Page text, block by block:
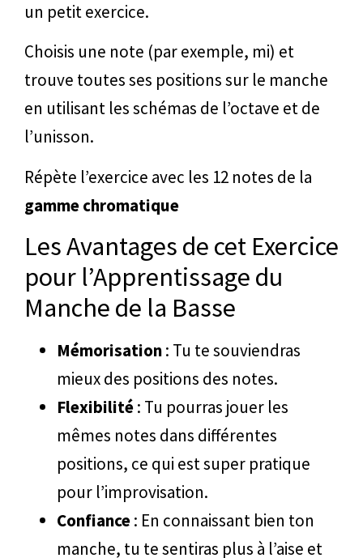
un petit exercice.
Choisis une note (par exemple, mi) et
trouve toutes ses positions sur le manche
en utilisant les schémas de l’octave et de
l’unisson.
Répète l’exercice avec les 12 notes de la
gamme chromatique
Les Avantages de cet Exercice
pour l’Apprentissage du
Manche de la Basse
Mémorisation: Tu te souviendras
mieux des positions des notes.
Flexibilité: Tu pourras jouer les
mêmes notes dans différentes
positions, ce qui est super pratique
pour l’improvisation.
Confiance: En connaissant bien ton
manche, tu te sentiras plus à l’aise et